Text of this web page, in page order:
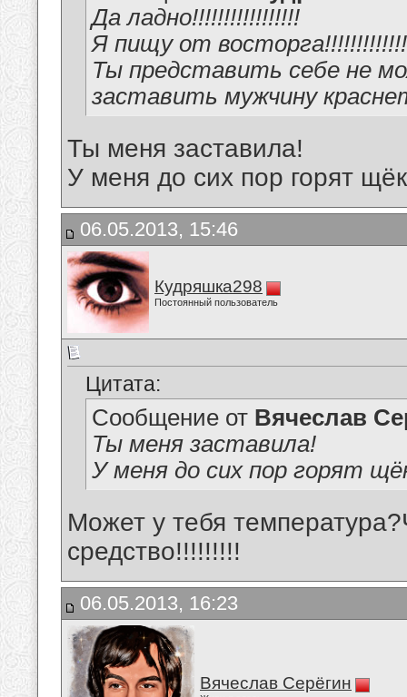
Да ладно!!!!!!!!!!!!!!!!!
Я пищу от
Ты представить себе не
заставить мужчину
Ты меня заставила!
У меня до сих пор горят
06.05.2013, 15:46
Кудряшка298
Постоянный пользователь
Цитата:
Сообщение от Вячеслав
Ты меня заставила!
У меня до сих пор горят
Может у тебя
средство!!!!!!!!!
06.05.2013, 16:23
Вячеслав Серёгин